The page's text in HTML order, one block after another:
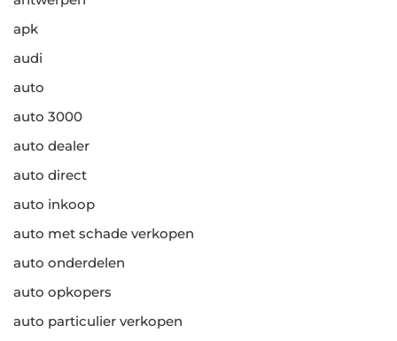
apk
audi
auto
auto 3000
auto dealer
auto direct
auto inkoop
auto met schade verkopen
auto onderdelen
auto opkopers
auto particulier verkopen